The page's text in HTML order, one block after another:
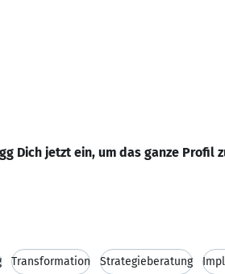
Dich jetzt ein, um das ganze Profil
Transformation Strategieberatung